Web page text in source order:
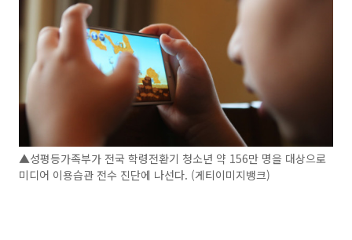
▲성평등가족부가 전국 학령전환기 청소년 약 156만 명을 대상으로
미디어 이용습관 전수 진단에 나선다. (게티이미지뱅크)